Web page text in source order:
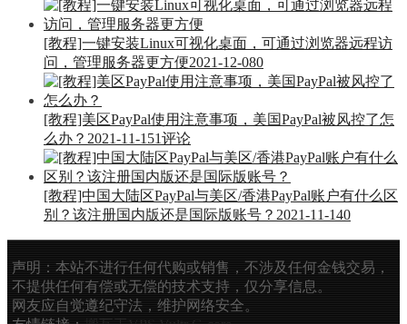
[教程]一键安装Linux可视化桌面，可通过浏览器远程访
问，管理服务器更方便2021-12-080
[教程]美区PayPal使用注意事项，美国PayPal被风控了怎
么办？ 2021-11-151评论
[教程]中国大陆区PayPal与美区/香港PayPal账户有什么区
别？该注册国内版还是国际版账号？ 2021-11-140
声明：本站不进行任何代购或销售，不涉及任何金钱交易，
不提供任何有偿或无偿的技术支持，仅分享信息。
网友应自觉遵纪守法，维护网络安全。